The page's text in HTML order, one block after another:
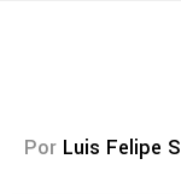
Por Luis Felipe